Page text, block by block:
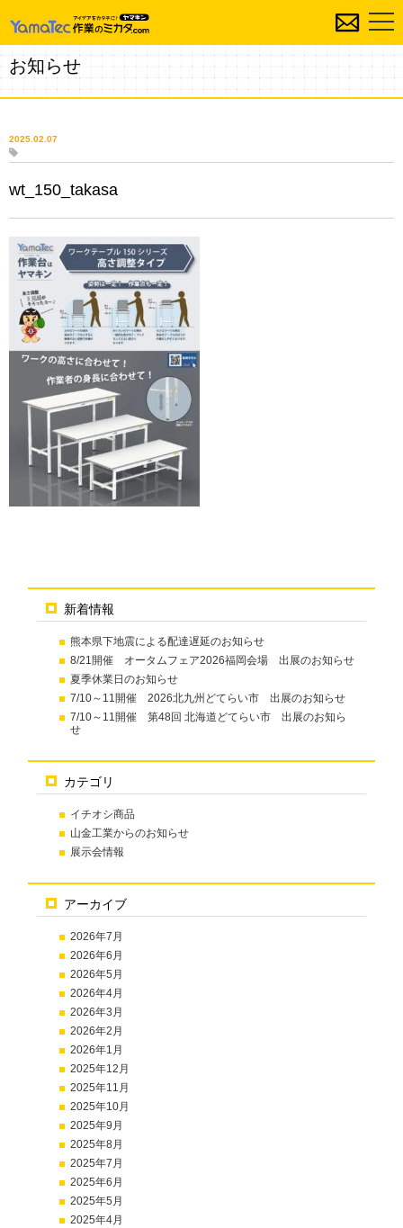
お知らせ
新着情報
熊本県下地震による配達遅延のお知らせ
8/21開催 オータムフェア2026福岡会場 出展のお知らせ
夏季休業日のお知らせ
7/10～11開催 2026北九州どてらい市 出展のお知らせ
7/10～11開催 第48回 北海道どてらい市 出展のお知ら
せ
カテゴリ
イチオシ商品
山金工業からのお知らせ
展示会情報
アーカイブ
2026年7月
2026年6月
2026年5月
2026年4月
2026年3月
2026年2月
2026年1月
2025年12月
2025年11月
2025年10月
2025年9月
2025年8月
2025年7月
2025年6月
2025年5月
2025年4月
2025.02.07
wt_150_takasa